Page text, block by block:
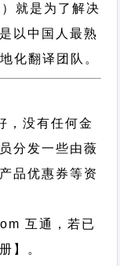
就是为了解决
以中国人最熟
化翻译团队。
，没有任何金
分发一些由薇
品优惠券等资
互通，若已
】。